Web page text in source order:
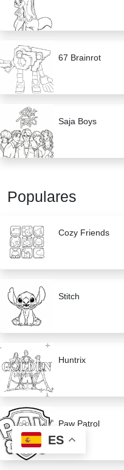
67 Brainrot
Saja Boys
Populares
Cozy Friends
Stitch
Huntrix
Paw Patrol
ES